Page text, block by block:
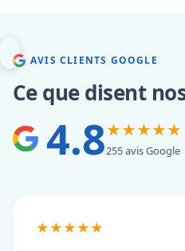
AVIS CLIENTS GOOGLE
Ce que disent
4.8★★★★★
255 avis Google
★★★★★